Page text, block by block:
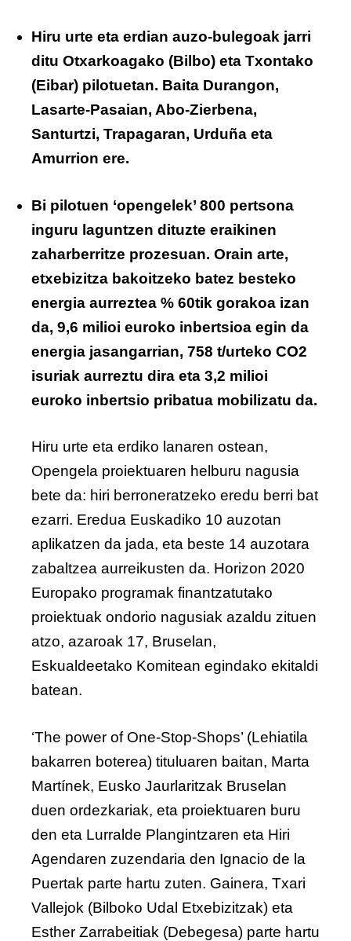
Hiru urte eta erdian auzo-bulegoak jarri
ditu Otxarkoagako (Bilbo) eta Txontako
(Eibar) pilotuetan. Baita Durangon,
Lasarte-Pasaian, Abo-Zierbena,
Santurtzi, Trapagaran, Urduña eta
Amurrion ere.
Bi pilotuen ‘opengelek’ 800 pertsona
inguru laguntzen dituzte eraikinen
zaharberritze prozesuan. Orain arte,
etxebizitza bakoitzeko batez besteko
energia aurreztea % 60tik gorakoa izan
da, 9,6 milioi euroko inbertsioa egin da
energia jasangarrian, 758 t/urteko CO2
isuriak aurreztu dira eta 3,2 milioi
euroko inbertsio pribatua mobilizatu da.
Hiru urte eta erdiko lanaren ostean,
Opengela proiektuaren helburu nagusia
bete da: hiri berroneratzeko eredu berri bat
ezarri. Eredua Euskadiko 10 auzotan
aplikatzen da jada, eta beste 14 auzotara
zabaltzea aurreikusten da. Horizon 2020
Europako programak finantzatutako
proiektuak ondorio nagusiak azaldu zituen
atzo, azaroak 17, Bruselan,
Eskualdeetako Komitean egindako ekitaldi
batean.
‘The power of One-Stop-Shops’ (Lehiatila
bakarren boterea) tituluaren baitan, Marta
Martínek, Eusko Jaurlaritzak Bruselan
duen ordezkariak, eta proiektuaren buru
den eta Lurralde Plangintzaren eta Hiri
Agendaren zuzendaria den Ignacio de la
Puertak parte hartu zuten. Gainera, Txari
Vallejok (Bilboko Udal Etxebizitzak) eta
Esther Zarrabeitiak (Debegesa) parte hartu